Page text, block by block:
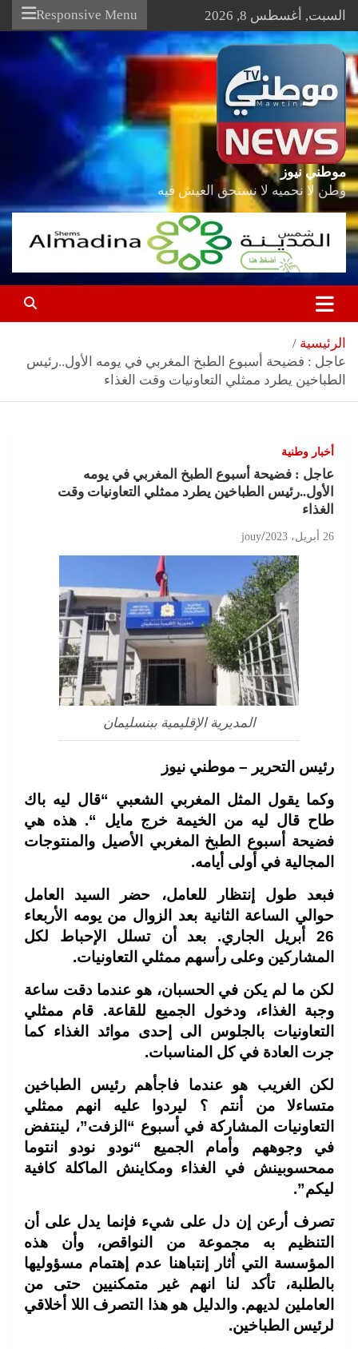
Skip
content
السبت, أغسطس 8, 2026 Responsive Menu
موطني نيوز
وطن لا نحميه لا نستحق العيش فيه
الرئيسية
عاجل : فضيحة أسبوع الطبخ المغربي في يومه الأول..رئيس
الطباخين يطرد ممثلي التعاونيات وقت الغذاء
أخبار وطنية
عاجل : فضيحة أسبوع الطبخ المغربي في يومه
الأول..رئيس الطباخين يطرد ممثلي التعاونيات وقت
الغذاء
26 أبريل، 2023 jouy
المديرية الإقليمية ببنسليمان
رئيس التحرير – موطني نيوز
وكما يقول المثل المغربي الشعبي “قال ليه باك
طاح قال ليه من الخيمة خرج مايل “. هذه هي
فضيحة أسبوع الطبخ المغربي الأصيل والمنتوجات
المجالية في أولى أيامه.
فبعد طول إنتظار للعامل، حضر السيد العامل
حوالي الساعة الثانية بعد الزوال من يومه الأربعاء
26 أبريل الجاري. بعد أن تسلل الإحباط لكل
المشاركين وعلى رأسهم ممثلي التعاونيات.
لكن ما لم يكن في الحسبان، هو عندما دقت ساعة
وجبة الغذاء، ودخول الجميع للقاعة. قام ممثلي
التعاونيات بالجلوس الى إحدى موائد الغذاء كما
جرت العادة في كل المناسبات.
لكن الغريب هو عندما فاجأهم رئيس الطباخين
متساءلا من أنتم ؟ ليردوا عليه انهم ممثلي
التعاونيات المشاركة في أسبوع “الزفت”، لينتفض
في وجوههم وأمام الجميع “نودو نودو انتوما
ممحسوبينش في الغذاء ومكاينش الماكلة كافية
ليكم”.
تصرف أرعن إن دل على شيء فإنما يدل على أن
التنظيم به مجموعة من النواقص، وأن هذه
المؤسسة التي أثار إنتباهنا عدم إهتمام مسؤوليها
بالطلبة، تأكد لنا انهم غير متمكنيين حتى من
العاملين لديهم. والدليل هو هذا التصرف اللا أخلاقي
لرئيس الطباخين.